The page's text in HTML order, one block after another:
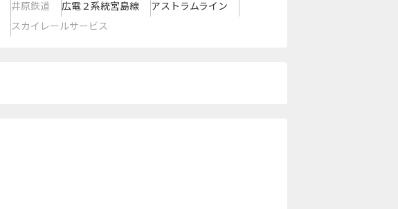
井原鉄道 広電２系統宮島線
アストラムライン
スカイレールサービス